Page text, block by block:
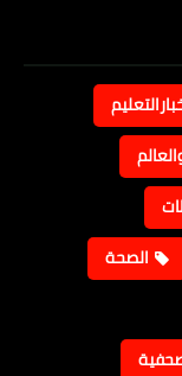
الصحة